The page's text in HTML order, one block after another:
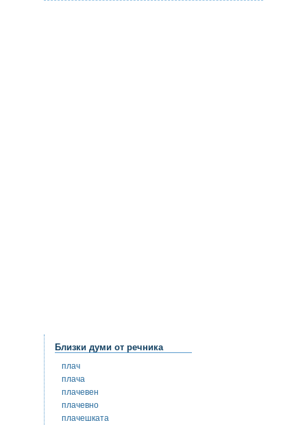
Близки думи от речника
плач
плача
плачевен
плачевно
плачешката